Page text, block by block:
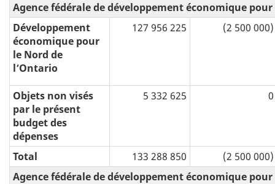
Agence fédérale de développement économique
Développement
économique pour
le Nord de
l’Ontario
127 956 225 (2 500 000)
Objets non visés
par le présent
budget des
dépenses
5 332 625 0
Total 133 288 850
(2 500 000)
Agence fédérale de développement économique pour